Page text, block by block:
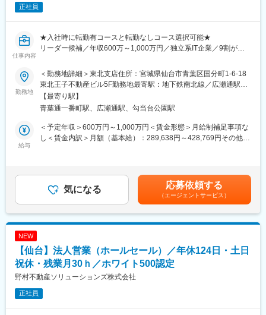
出
・セミナー共催先企業の獲得や講演登壇者との関係性構築並びに
【ミッション】
各エリアのより多くの経営者や投資家へ投資商品を提供し、お客
様の資産面での課題解決がミッションとなります。
お客様によって様々な課題を抱えているため、お客様に寄り添い
課題を深堀りしながら提案していただきます。
また7,000超の会計事務所・150超の金融機関と提携を結んでお
・営業資料や数値管理、クライアント対応（電話、メール）、契
約書や資料作成などは営業アシスタントでサポートしておりま
・ご自身の販売活動に専念頂ける環境が整っております。
・日本型オペレーティング・リース説明動画：
https://youtu.be/avkFVZI9yDk
正社員
仕事内容
★入社時に転勤有コースと転勤なしコース選択可能★
リーダー候補／年収600万～1,000万円／独立系IT企業／9割が受
東北支店は、高い技術力がお客様から信頼を寄せられ、プライム
案件や上流工程の案件も多く、技術力を十分に発揮できる機会が
豊富にあります。
■業務内容：【変更の範囲：会社の定める業務】
・一般企業、地方自治体、学校、病院などのLAN環境／無線LAN
環境／仮想基盤環境の設計・構築
・ネットワーク機器の更改、保守対応など
※数百万～数千万単位のプロジェクトなど、大規模案件も増えてお
■ポイント： ～ 独立系×多様なクライアント～
当社は独立系企業で、Cisco, HPE Aruba, Allied Telesis, YAMAHA,
Fortinet, Palo Alto, Juniper, F5など、多種多様なメーカー製品を取
勤務地
＜勤務地詳細＞東北支店住所：宮城県仙台市青葉区国分町1-6-18
東北王子不動産ビル5F勤務地最寄駅：地下鉄南北線／広瀬通駅駅
受動喫煙対策：屋内全面禁煙変更の範囲：本文参照
【最寄り駅】
青葉通一番町駅、広瀬通駅、勾当台公園駅
給与
＜予定年収＞600万円～1,000万円＜賃金形態＞月給制補足事項な
し＜賃金内訳＞月額（基本給）：289,638円～428,769円その他固
無＞有＜残業手当＞有＜給与補足＞※給与詳細はスキル等を考慮の
うえ決定します。■昇給：年1回■賞与：年2回■年収例：年収700万
円／中途入社／入社1年目／30代後半年収1000万円／中途入社／
入社10年目／30代後半賃金はあくまでも目安の金額であり、選考
を通じて上下する可能性があります。月給(月額)は固定手当を含め
気になる 応募依頼する
（エージェントサービス）
NEW
【仙台】法人営業（ホールセール）／年休124日・土日
祝休・残業月30ｈ／ホワイト500認定
野村不動産ソリューションズ株式会社
正社員